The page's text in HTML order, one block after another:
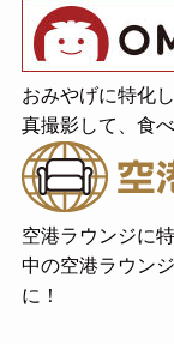
おみやげに特化
真撮影して、食
空港ラウンジに
中の空港ラウン
に！